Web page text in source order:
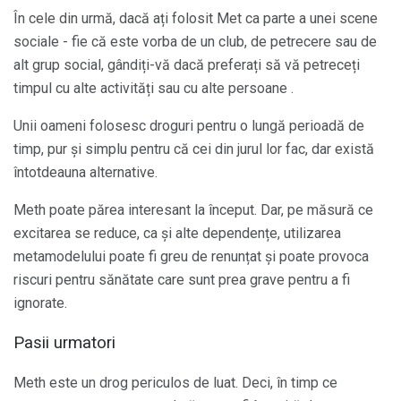
În cele din urmă, dacă ați folosit Met ca parte a unei scene
sociale - fie că este vorba de un club, de petrecere sau de
alt grup social, gândiți-vă dacă preferați să vă petreceți
timpul cu alte activități sau cu alte persoane .
Unii oameni folosesc droguri pentru o lungă perioadă de
timp, pur și simplu pentru că cei din jurul lor fac, dar există
întotdeauna alternative.
Meth poate părea interesant la început. Dar, pe măsură ce
excitarea se reduce, ca și alte dependențe, utilizarea
metamodelului poate fi greu de renunțat și poate provoca
riscuri pentru sănătate care sunt prea grave pentru a fi
ignorate.
Pasii urmatori
Meth este un drog periculos de luat. Deci, în timp ce